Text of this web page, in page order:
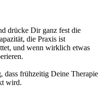
drücke Dir ganz fest die
die Praxis ist
und wenn wirklich etwas
dass frühzeitig Deine Therapie
wird.